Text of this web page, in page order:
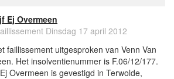
Ej Overmeen
Dinsdag 17 april 2012
faillissement uitgesproken van Venn Van
Het insolventienummer is F.06/12/177.
Overmeen is gevestigd in Terwolde,